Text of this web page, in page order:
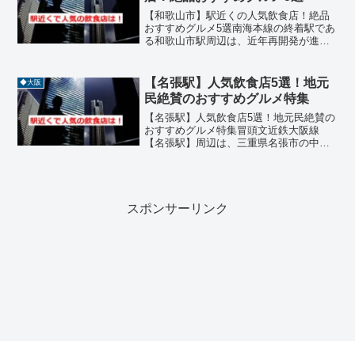
【和歌山市】駅近くの人気飲食店！絶品
おすすめグルメ5選南海本線の終着駅であ
る和歌山市駅周辺は、近年再開発が進
して大きな注目を集めています。歴史あ
る城下町の風情を残しなが...
◆大阪
【名張駅】人気飲食店5選！地元
民絶賛のおすすめグルメ特集
【名張駅】人気飲食店5選！地元民絶賛の
おすすめグルメ特集冒頭文近鉄大阪線
【名張駅】周辺は、三重県名張市の中心
スポンサーリンク